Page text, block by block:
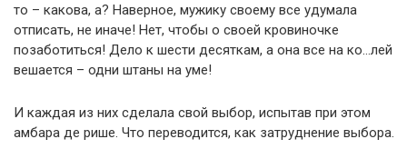
то – какова, а? Наверное, мужику своему все удумала
отписать, не иначе! Нет, чтобы о своей кровиночке
позаботиться! Дело к шести десяткам, а она все на ко…лей
вешается – одни штаны на уме!
И каждая из них сделала свой выбор, испытав при этом
амбара де рише. Что переводится, как затруднение выбора.